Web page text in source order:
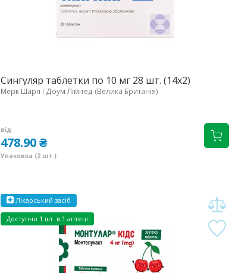
Сингуляр таблетки по 10 мг 28 шт. (14х2)
Мерк Шарп і Доум Лімітед (Велика Британія)
від
478.90 ₴
Упаковка (2 шт.)
Лікарський засіб
Доступно 1 шт. в 1 аптеці